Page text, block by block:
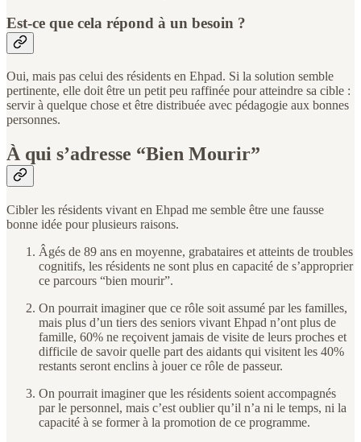
Est-ce que cela répond à un besoin ?
Oui, mais pas celui des résidents en Ehpad. Si la solution semble
pertinente, elle doit être un petit peu raffinée pour atteindre sa cible :
servir à quelque chose et être distribuée avec pédagogie aux bonnes
personnes.
À qui s’adresse “Bien Mourir”
Cibler les résidents vivant en Ehpad me semble être une fausse
bonne idée pour plusieurs raisons.
Âgés de 89 ans en moyenne, grabataires et atteints de troubles
cognitifs, les résidents ne sont plus en capacité de s’approprier
ce parcours “bien mourir”.
On pourrait imaginer que ce rôle soit assumé par les familles,
mais plus d’un tiers des seniors vivant Ehpad n’ont plus de
famille, 60% ne reçoivent jamais de visite de leurs proches et
difficile de savoir quelle part des aidants qui visitent les 40%
restants seront enclins à jouer ce rôle de passeur.
On pourrait imaginer que les résidents soient accompagnés
par le personnel, mais c’est oublier qu’il n’a ni le temps, ni la
capacité à se former à la promotion de ce programme.